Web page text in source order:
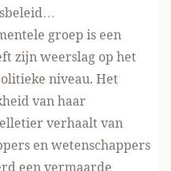
groep is een
zijn weerslag op het
niveau. Het
van haar
verhaalt van
en wetenschappers
een vermaarde